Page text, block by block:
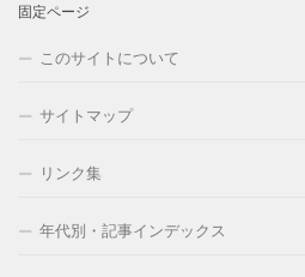
固定ページ
このサイトについて
サイトマップ
リンク集
年代別・記事インデックス